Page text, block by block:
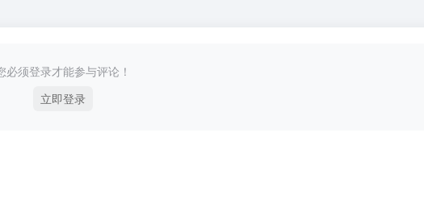
必须登录才能参与评论！
立即登录